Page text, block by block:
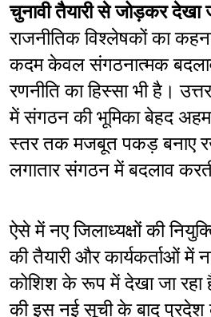
चुनावी तैयारी से जोड़कर देखा
राजनीतिक विश्लेषकों का
कदम केवल संगठनात्मक
रणनीति का हिस्सा भी है।
में संगठन की भूमिका बेहद अहम
स्तर तक मजबूत पकड़ बनाए
लगातार संगठन में बदलाव
ऐसे में नए जिलाध्यक्षों की
की तैयारी और कार्यकर्ताओं में
कोशिश के रूप में देखा जा रहा
की इस नई सूची के बाद प्रदेश